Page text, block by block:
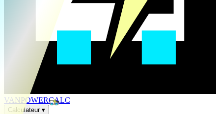
VANPOWERCALC
Calculateur▾